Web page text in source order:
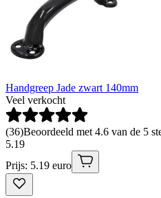
Handgreep Jade zwart 140mm
Veel verkocht
(36)Beoordeeld met 4.6 van de 5
5.19
Prijs: 5.19 euro